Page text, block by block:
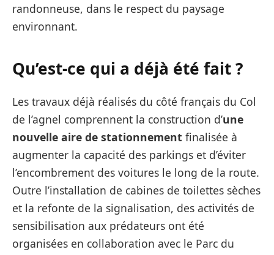
randonneuse, dans le respect du paysage
environnant.
Qu’est-ce qui a déjà été fait ?
Les travaux déjà réalisés du côté français du Col
de l’agnel comprennent la construction d’une
nouvelle aire de stationnement finalisée à
augmenter la capacité des parkings et d’éviter
l’encombrement des voitures le long de la route.
Outre l’installation de cabines de toilettes sèches
et la refonte de la signalisation, des activités de
sensibilisation aux prédateurs ont été
organisées en collaboration avec le Parc du